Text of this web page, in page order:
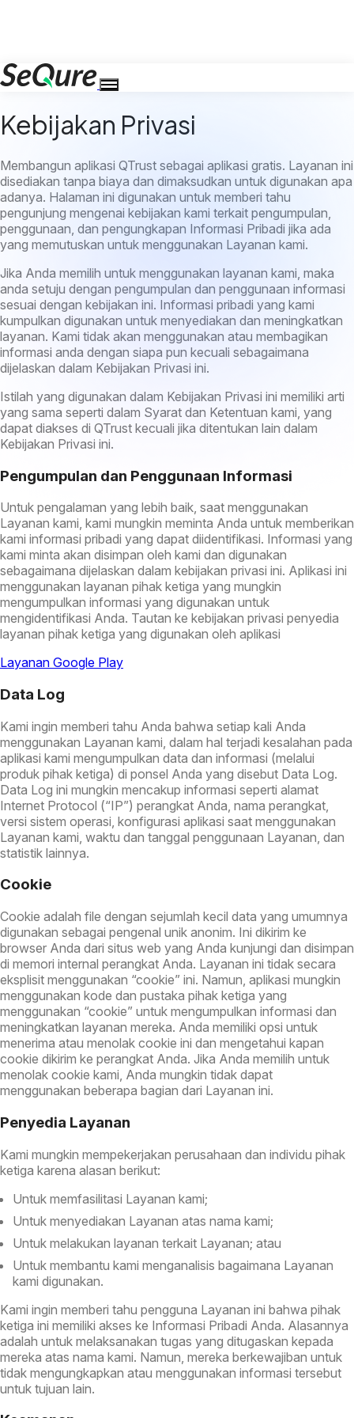
Kebijakan Privasi
Membangun aplikasi QTrust sebagai aplikasi gratis. Layanan ini
disediakan tanpa biaya dan dimaksudkan untuk digunakan apa
adanya. Halaman ini digunakan untuk memberi tahu
pengunjung mengenai kebijakan kami terkait pengumpulan,
penggunaan, dan pengungkapan Informasi Pribadi jika ada
yang memutuskan untuk menggunakan Layanan kami.
Jika Anda memilih untuk menggunakan layanan kami, maka
anda setuju dengan pengumpulan dan penggunaan informasi
sesuai dengan kebijakan ini. Informasi pribadi yang kami
kumpulkan digunakan untuk menyediakan dan meningkatkan
layanan. Kami tidak akan menggunakan atau membagikan
informasi anda dengan siapa pun kecuali sebagaimana
dijelaskan dalam Kebijakan Privasi ini.
Istilah yang digunakan dalam Kebijakan Privasi ini memiliki arti
yang sama seperti dalam Syarat dan Ketentuan kami, yang
dapat diakses di QTrust kecuali jika ditentukan lain dalam
Kebijakan Privasi ini.
Pengumpulan dan Penggunaan Informasi
Untuk pengalaman yang lebih baik, saat menggunakan
Layanan kami, kami mungkin meminta Anda untuk memberikan
kami informasi pribadi yang dapat diidentifikasi. Informasi yang
kami minta akan disimpan oleh kami dan digunakan
sebagaimana dijelaskan dalam kebijakan privasi ini. Aplikasi ini
menggunakan layanan pihak ketiga yang mungkin
mengumpulkan informasi yang digunakan untuk
mengidentifikasi Anda. Tautan ke kebijakan privasi penyedia
layanan pihak ketiga yang digunakan oleh aplikasi
Layanan Google Play
Data Log
Kami ingin memberi tahu Anda bahwa setiap kali Anda
menggunakan Layanan kami, dalam hal terjadi kesalahan pada
aplikasi kami mengumpulkan data dan informasi (melalui
produk pihak ketiga) di ponsel Anda yang disebut Data Log.
Data Log ini mungkin mencakup informasi seperti alamat
Internet Protocol (“IP”) perangkat Anda, nama perangkat,
versi sistem operasi, konfigurasi aplikasi saat menggunakan
Layanan kami, waktu dan tanggal penggunaan Layanan, dan
statistik lainnya.
Cookie
Cookie adalah file dengan sejumlah kecil data yang umumnya
digunakan sebagai pengenal unik anonim. Ini dikirim ke
browser Anda dari situs web yang Anda kunjungi dan disimpan
di memori internal perangkat Anda. Layanan ini tidak secara
eksplisit menggunakan “cookie” ini. Namun, aplikasi mungkin
menggunakan kode dan pustaka pihak ketiga yang
menggunakan “cookie” untuk mengumpulkan informasi dan
meningkatkan layanan mereka. Anda memiliki opsi untuk
menerima atau menolak cookie ini dan mengetahui kapan
cookie dikirim ke perangkat Anda. Jika Anda memilih untuk
menolak cookie kami, Anda mungkin tidak dapat
menggunakan beberapa bagian dari Layanan ini.
Penyedia Layanan
Kami mungkin mempekerjakan perusahaan dan individu pihak
ketiga karena alasan berikut:
Untuk memfasilitasi Layanan kami;
Untuk menyediakan Layanan atas nama kami;
Untuk melakukan layanan terkait Layanan; atau
Untuk membantu kami menganalisis bagaimana Layanan
kami digunakan.
Kami ingin memberi tahu pengguna Layanan ini bahwa pihak
ketiga ini memiliki akses ke Informasi Pribadi Anda. Alasannya
adalah untuk melaksanakan tugas yang ditugaskan kepada
mereka atas nama kami. Namun, mereka berkewajiban untuk
tidak mengungkapkan atau menggunakan informasi tersebut
untuk tujuan lain.